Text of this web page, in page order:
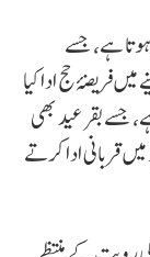
ہے، جسے
فریضۂ حج ادا کیا
ہے، جسے بقرعید بھی
قربانی ادا کرتے